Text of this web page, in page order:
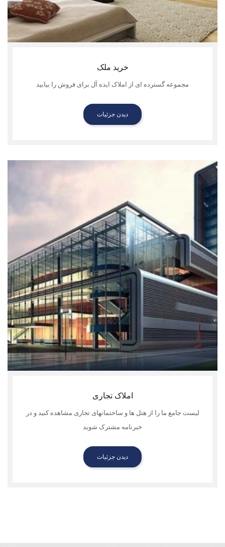
خرید ملک
مجموعه گسترده ای از املاک ایده آل برای فروش را بیابید
دیدن جزئیات
املاک تجاری
لیست جامع ما را از هتل ها و ساختمانهای تجاری مشاهده کنید و در
خبرنامه مشترک شوید
دیدن جزئیات